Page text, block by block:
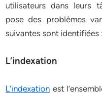
utilisateurs dans leurs
pose des problèmes
suivantes sont identifiées :
L’indexation
L’indexation est